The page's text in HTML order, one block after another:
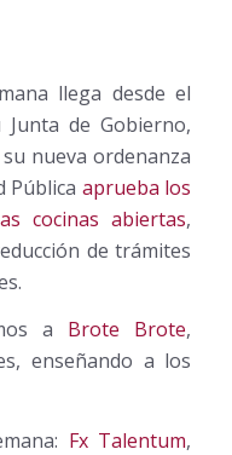
llega desde el
de Gobierno,
nueva ordenanza
Pública aprueba los
cocinas abiertas,
de trámites
a Brote Brote,
enseñando a los
Fx Talentum,